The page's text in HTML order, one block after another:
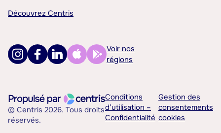
Découvrez Centris
Voir nos
régions
© Centris 2026. Tous droits
réservés.
Conditions
d’utilisation –
Confidentialité
Gestion des
consentements
cookies